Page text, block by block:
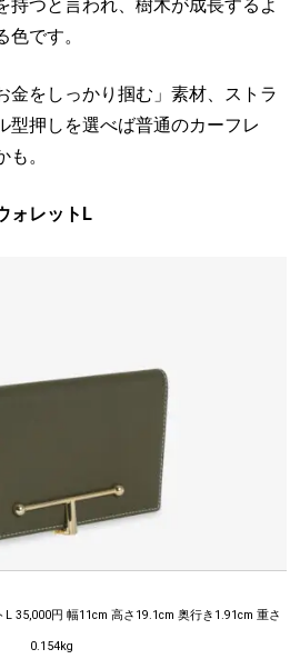
持つと言われ、樹木が成長するよ
です。
金をしっかり掴む」素材、ストラ
型押しを選べば普通のカーフレ
。
ォレットL
35,000円 幅11cm 高さ19.1cm 奥行き1.91cm 重さ
0.154kg